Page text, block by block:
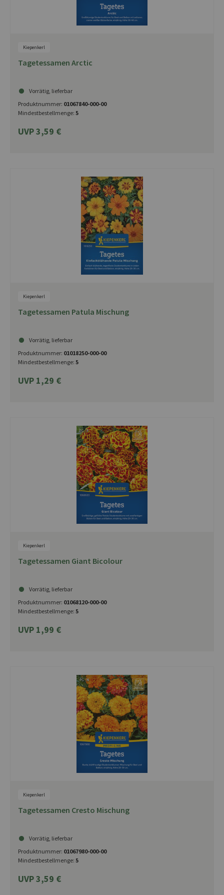
Kiepenkerl
Tagetessamen Arctic
Vorrätig, lieferbar
Produktnummer: 01067840-000-00
Mindestbestellmenge: 5
UVP 3,59 €
Kiepenkerl
Tagetessamen Patula Mischung
Vorrätig, lieferbar
Produktnummer: 01018250-000-00
Mindestbestellmenge: 5
UVP 1,29 €
Kiepenkerl
Tagetessamen Giant Bicolour
Vorrätig, lieferbar
Produktnummer: 01068120-000-00
Mindestbestellmenge: 5
UVP 1,99 €
Kiepenkerl
Tagetessamen Cresto Mischung
Vorrätig, lieferbar
Produktnummer: 01067980-000-00
Mindestbestellmenge: 5
UVP 3,59 €